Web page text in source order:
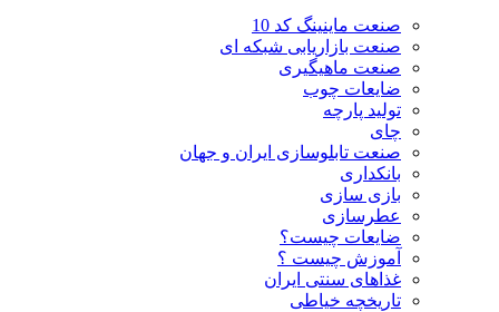
صنعت ماینینگ کد 10
صنعت بازاریابی شبکه ای
صنعت ماهیگیری
ضایعات چوب
تولید پارچه
چای
صنعت تابلوسازی ایران و جهان
بانکداری
بازی سازی
عطرسازی
ضایعات چیست؟
آموزش چیست ؟
غذاهای سنتی ایران
تاریخچه خیاطی